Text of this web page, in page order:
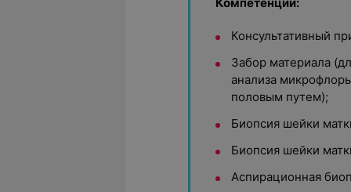
Консультативный
Забор материала
анализа
половым путем);
Биопсия шейки
Биопсия шейки
Аспирационная